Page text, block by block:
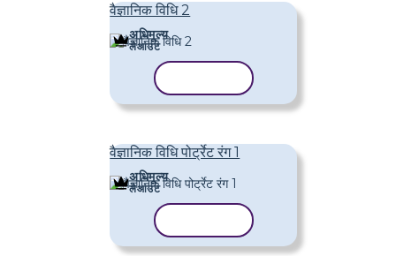
वैज्ञानिक विधि 2
अधिमूल्य
लेआउट
वैज्ञानिक विधि पोर्ट्रेट रंग 1
अधिमूल्य
लेआउट